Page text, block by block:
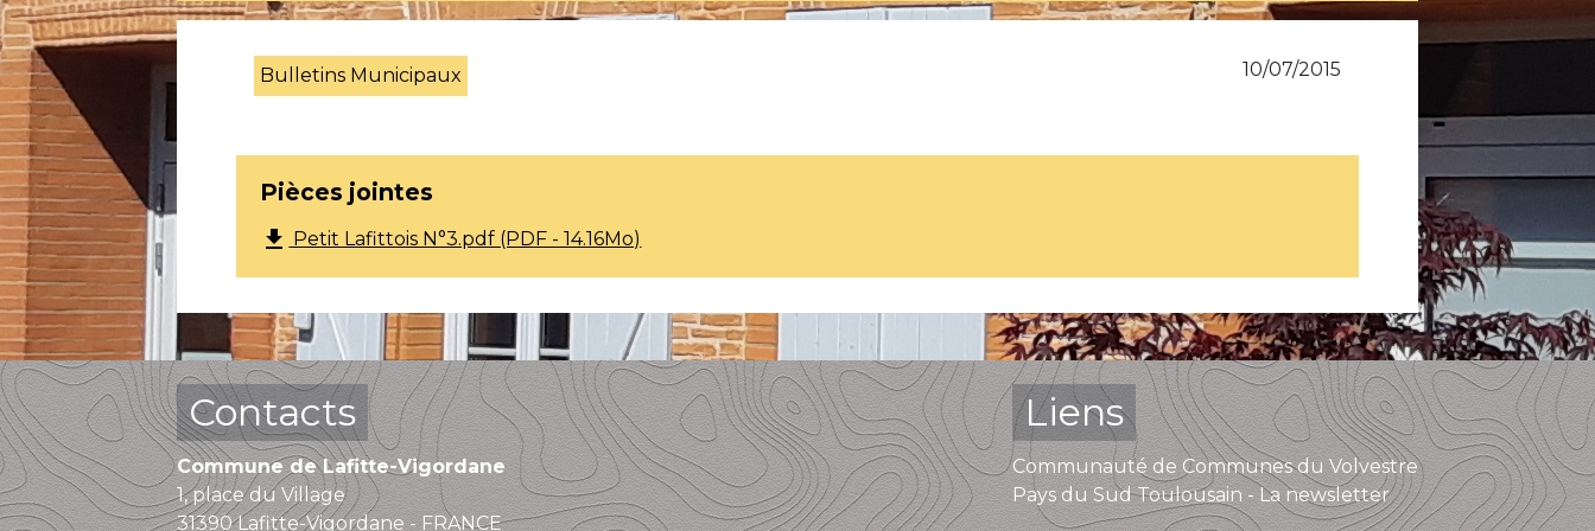
Bulletins Municipaux 10/07/2015
Pièces jointes
file_download Petit Lafittois N°3.pdf (PDF - 14.16Mo)
Contacts
Commune de Lafitte-Vigordane
1, place du Village
31390 Lafitte-Vigordane - FRANCE
Liens
Communauté de Communes du Volvestre
Pays du Sud Toulousain - La newsletter